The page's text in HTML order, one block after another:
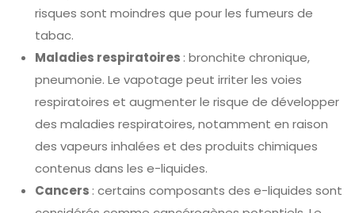
risques sont moindres que pour les fumeurs de
tabac.
Maladies respiratoires : bronchite chronique,
pneumonie. Le vapotage peut irriter les voies
respiratoires et augmenter le risque de développer
des maladies respiratoires, notamment en raison
des vapeurs inhalées et des produits chimiques
contenus dans les e-liquides.
Cancers : certains composants des e-liquides sont